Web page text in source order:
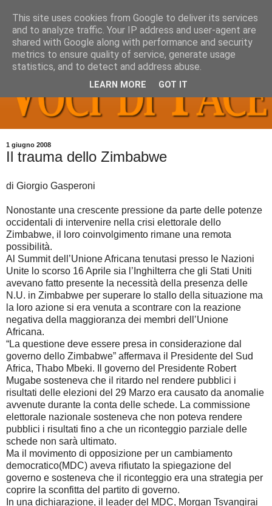
1 giugno 2008
Il trauma dello Zimbabwe
di Giorgio Gasperoni
Nonostante una crescente pressione da parte delle potenze
occidentali di intervenire nella crisi elettorale dello
Zimbabwe, il loro coinvolgimento rimane una remota
possibilità.
Al Summit dell’Unione Africana tenutasi presso le Nazioni
Unite lo scorso 16 Aprile sia l’Inghilterra che gli Stati Uniti
avevano fatto presente la necessità della presenza delle
N.U. in Zimbabwe per superare lo stallo della situazione ma
la loro azione si era venuta a scontrare con la reazione
negativa della maggioranza dei membri dell’Unione
Africana.
“La questione deve essere presa in considerazione dal
governo dello Zimbabwe” affermava il Presidente del Sud
Africa, Thabo Mbeki. Il governo del Presidente Robert
Mugabe sosteneva che il ritardo nel rendere pubblici i
risultati delle elezioni del 29 Marzo era causato da anomalie
avvenute durante la conta delle schede. La commissione
elettorale nazionale sosteneva che non poteva rendere
pubblici i risultati fino a che un riconteggio parziale delle
schede non sarà ultimato.
Ma il movimento di opposizione per un cambiamento
democratico(MDC) aveva rifiutato la spiegazione del
governo e sosteneva che il riconteggio era una strategia per
coprire la sconfitta del partito di governo.
In una dichiarazione, il leader del MDC, Morgan Tsvangirai
This site uses cookies from Google to deliver its services
and to analyze traffic. Your IP address and user-agent are
shared with Google along with performance and security
metrics to ensure quality of service, generate usage
statistics, and to detect and address abuse.
LEARN MORE GOT IT